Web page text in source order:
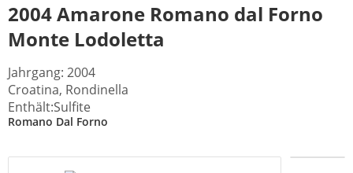
2004 Amarone Romano dal Forno
Monte Lodoletta
Jahrgang: 2004
Croatina, Rondinella
Enthält:Sulfite
Romano Dal Forno